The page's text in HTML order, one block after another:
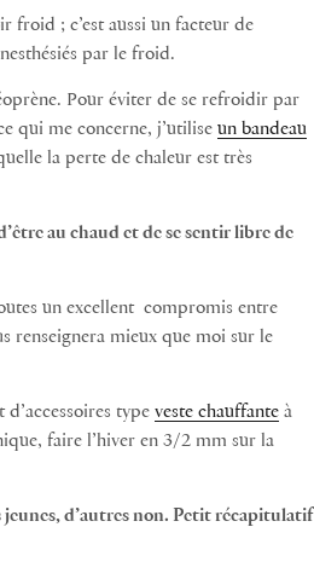
froid ; c’est aussi un facteur de
par le froid.
Pour éviter de se refroidir par
qui me concerne, j’utilise un bandeau
la perte de chaleur est très
au chaud et de se sentir libre de
un excellent compromis entre
renseignera mieux que moi sur le
type veste chauffante à
faire l’hiver en 3/2 mm sur la
d’autres non. Petit récapitulatif